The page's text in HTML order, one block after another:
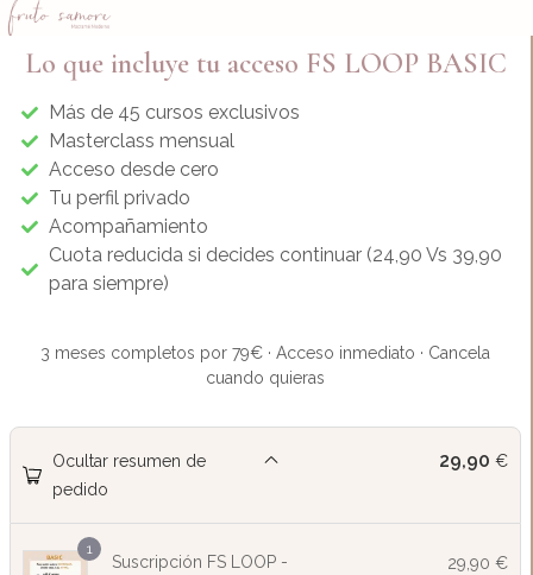
Lo que incluye tu acceso FS LOOP BASIC
Más de 45 cursos exclusivos
Masterclass mensual
Acceso desde cero
Tu perfil privado
Acompañamiento
Cuota reducida si decides continuar (24,90 Vs 39,90
para siempre)
3 meses completos por 79€ · Acceso inmediato · Cancela
cuando quieras
Ocultar resumen de
pedido
29,90 €
1
Suscripción FS LOOP -
29,90 €